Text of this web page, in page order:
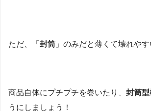
ただ、「 封筒 」のみだと薄くて壊れやす
商品自体にプチプチを巻いたり、 封筒
うにしましょう！